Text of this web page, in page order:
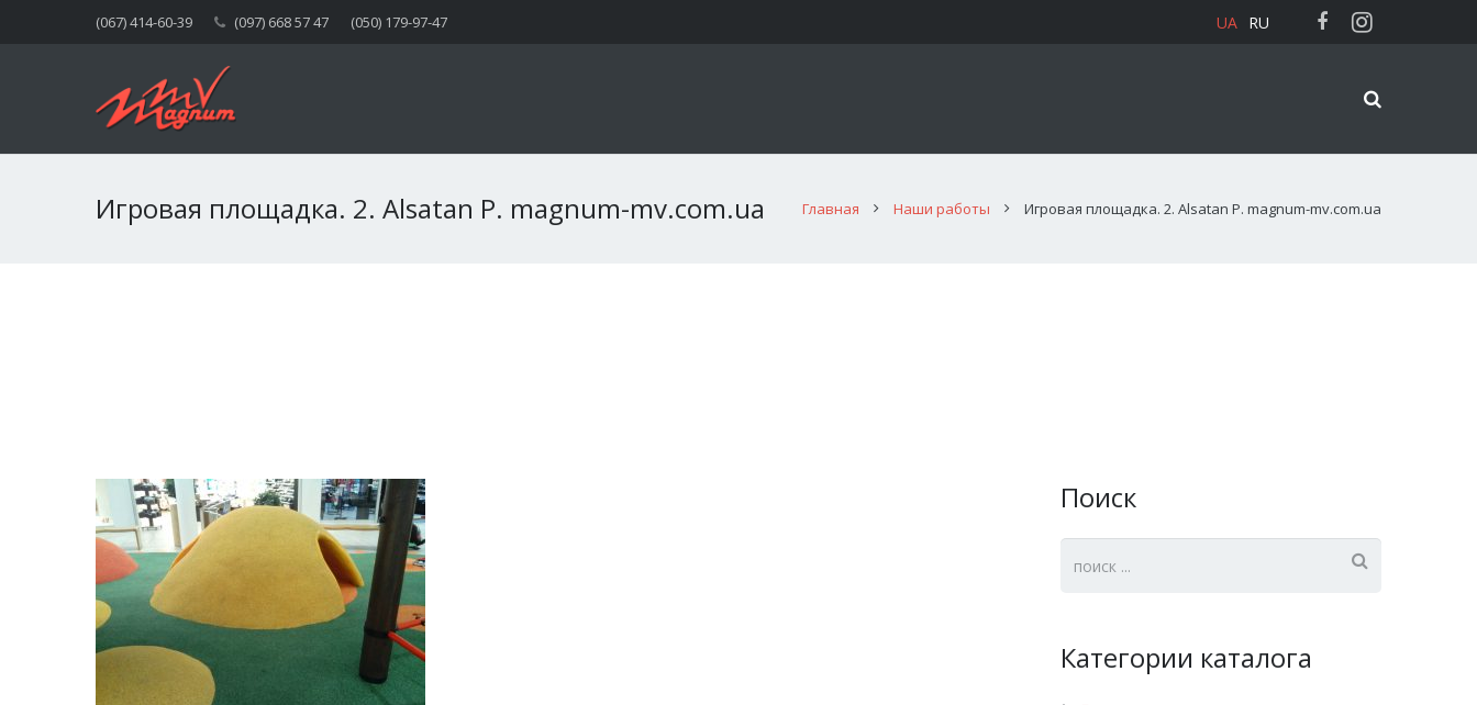
(067) 414-60-39 (097) 668 57 47 (050) 179-97-47 UA RU
Игровая площадка. 2. Alsatan P. magnum-mv.com.ua Главная Наши работы Игровая площадка. 2. Alsatan P. magnum-mv.com.ua
Поиск
Категории каталога